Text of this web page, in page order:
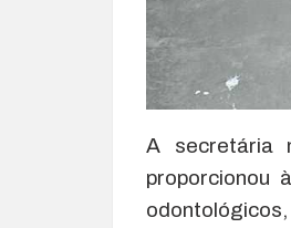
A secretária
proporcionou